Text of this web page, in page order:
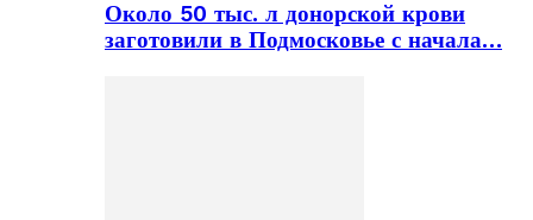
Около 50 тыс. л донорской крови
заготовили в Подмосковье с начала…